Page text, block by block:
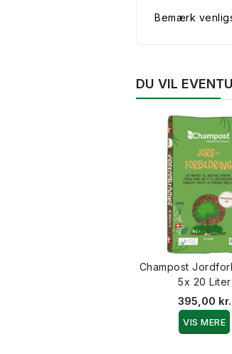
Bemærk
DU VIL
Champost
5x 20 Liter
395,00 kr.
VIS MERE